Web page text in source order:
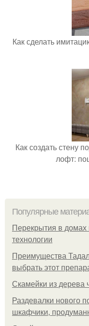
Как сделать
Как создать стену
лофт:
Популярные
Перекрытия в
технологии
Преимущества
выбрать этот
Скамейки из дерева
Раздевалки нового
шкафчики,